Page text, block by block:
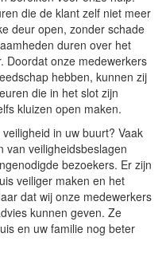
die de klant zelf niet meer
deur open, zonder schade
duren over het
Doordat onze medewerkers
hebben, kunnen zij
die in het slot zijn
kluizen open maken.
in uw buurt? Vaak
van veiligheidsbeslagen
bezoekers. Er zijn
veiliger maken en het
dat wij onze medewerkers
kunnen geven. Ze
en uw familie nog beter